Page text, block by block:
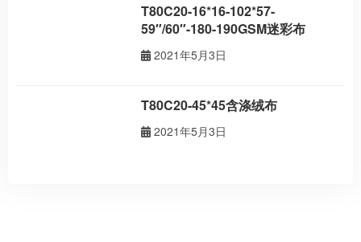
T80C20-16*16-102*57-
59″/60″-180-190GSM迷彩布
2021年5月3日
T80C20-45*45含涤绒布
2021年5月3日